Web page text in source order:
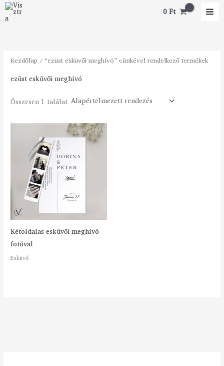
Skip
to
0Ft
Kezdőlap / “ezüst esküvői meghívó” címkével rendelkező termékek
ezüst esküvői meghívó
Összesen 1 találat
Kétoldalas esküvői meghívó
fotóval
Esküvő